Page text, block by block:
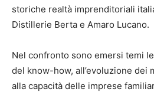
storiche realtà imprenditoriali
Distillerie Berta e Amaro Lucano.
Nel confronto sono emersi temi
del know-how, all’evoluzione dei
alla capacità delle imprese